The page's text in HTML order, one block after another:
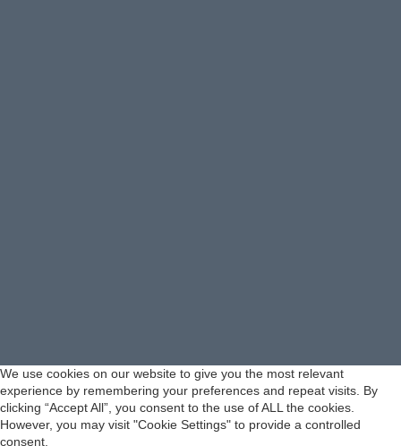
We use cookies on our website to give you the most relevant
experience by remembering your preferences and repeat visits. By
clicking “Accept All”, you consent to the use of ALL the cookies.
However, you may visit "Cookie Settings" to provide a controlled
consent.